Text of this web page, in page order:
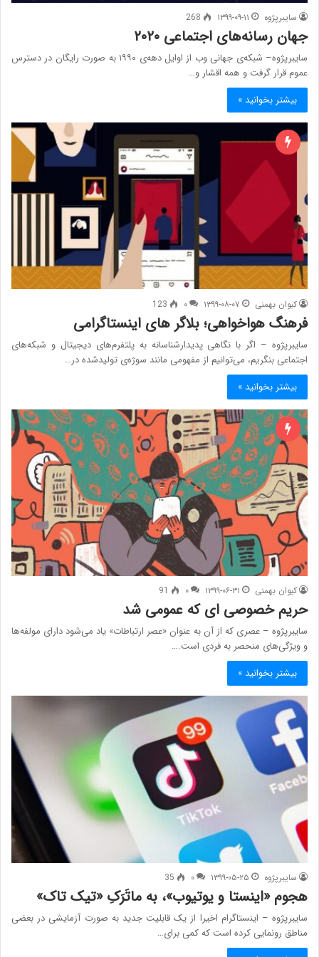
سایبرپژوه ۱۳۹۹-۰۹-۱۱ 268
جهان رسانه‌های اجتماعی ۲۰۲۰
سایبرپژوه– شبکه‌ی جهانی وب از اوایل دهه‌ی ۱۹۹۰ به صورت رایگان در دسترس
عموم قرار گرفت و همه اقشار و…
بیشتر بخوانید »
کیوان بهمنی ۱۳۹۹-۰۸-۰۷ ۰ 123
فرهنگ هواخواهی؛ بلاگر های اینستاگرامی
سایبرپژوه – اگر با نگاهی پدیدارشناسانه به پلتفرم‌های دیجیتال و شبکه‌های
اجتماعی بنگریم، می‌توانیم از مفهومی مانند سوژه‌ی تولیدشده در…
بیشتر بخوانید »
کیوان بهمنی ۱۳۹۹-۰۶-۳۱ ۰ 91
حریم خصوصی ای که عمومی شد
سایبرپژوه – عصری که از آن به عنوان «عصر ارتباطات» یاد می­‌شود دارای مولفه‌­ها
و ویژگی­‌های منحصر به فردی است.…
بیشتر بخوانید »
سایبرپژوه ۱۳۹۹-۰۵-۲۵ ۰ 35
هجوم «اینستا و یوتیوب»، به ماتَرَکِ «تیک تاک»
سایبرپژوه – اینستاگرام اخیرا از یک قابلیت جدید به صورت آزمایشی در بعضی
مناطق رونمایی کرده است که کمی برای…